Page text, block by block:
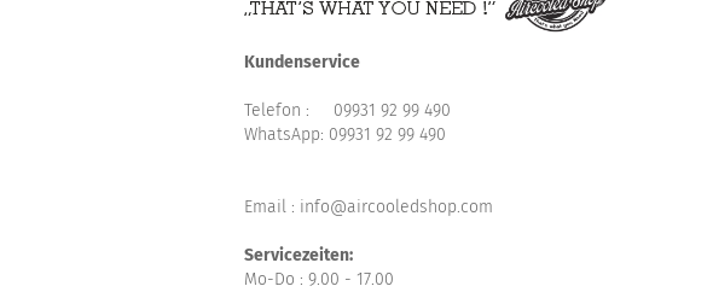
Kundenservice
Telefon : 09931 92 99 490
WhatsApp: 09931 92 99 490
Email : info@aircooledshop.com
Servicezeiten:
Mo-Do : 9.00 - 17.00